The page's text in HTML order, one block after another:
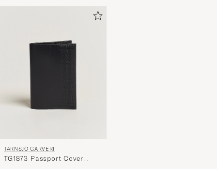
TÄRNSJÖ GARVERI
TG1873 Passport Cover